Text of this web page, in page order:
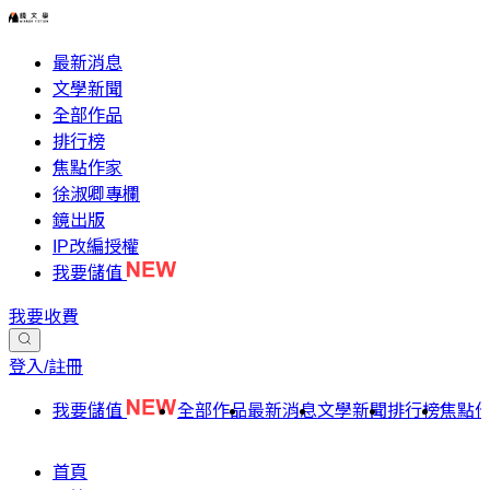
最新消息
文學新聞
全部作品
排行榜
焦點作家
徐淑卿專欄
鏡出版
IP改編授權
我要儲值
我要收費
登入/註冊
我要儲值 全部作品最新消息文學新聞排行榜焦點
首頁